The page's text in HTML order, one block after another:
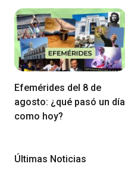
Efemérides del 8 de
agosto: ¿qué pasó un día
como hoy?
Últimas Noticias